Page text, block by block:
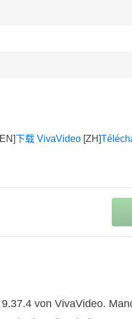
下载 VivaVideo
von VivaVideo.